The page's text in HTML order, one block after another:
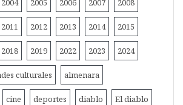
2004 2005 2006 2007 2008
2011 2012 2013 2014 2015
2018 2019 2022 2023 2024
culturales almenara
cine deportes diablo El diablo